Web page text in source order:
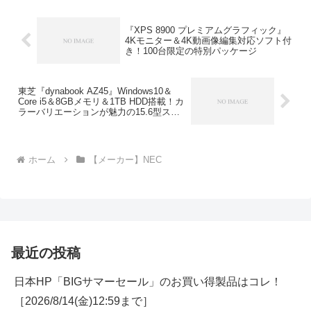
『XPS 8900 プレミアムグラフィック』
4Kモニター＆4K動画像編集対応ソフト付
き！100台限定の特別パッケージ
東芝『dynabook AZ45』Windows10＆
Core i5＆8GBメモリ＆1TB HDD搭載！カ
ラーバリエーションが魅力の15.6型スタ
ホーム 【メーカー】NEC
最近の投稿
日本HP「BIGサマーセール」のお買い得製品はコレ！
［2026/8/14(金)12:59まで］